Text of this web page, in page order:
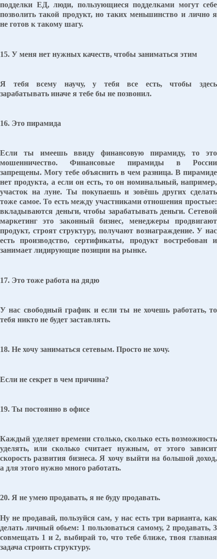
подделки ЕД, люди, пользующиеся подделками могут себе
позволить такой продукт, но таких меньшинство и лично я
не готов к такому шагу.
15. У меня нет нужных качеств, чтобы заниматься этим
Я тебя всему научу, у тебя все есть, чтобы здесь
зарабатывать иначе я тебе бы не позвонил.
16. Это пирамида
Если ты имеешь ввиду финансовую пирамиду, то это
мошенничество. Финансовые пирамиды в России
запрещены. Могу тебе объяснить в чем разница. В пирамиде
нет продукта, а если он есть, то он номинальный, например,
участок на луне. Ты покупаешь и зовёшь других сделать
тоже самое. То есть между участниками отношения простые:
вкладываются деньги, чтобы зарабатывать деньги. Сетевой
маркетинг это законный бизнес, менеджеры продвигают
продукт, строят структуру, получают вознаграждение. У нас
есть производство, сертификаты, продукт востребован и
занимает лидирующие позиции на рынке.
17. Это тоже работа на дядю
У нас свободный график и если ты не хочешь работать, то
тебя никто не будет заставлять.
18. Не хочу заниматься сетевым. Просто не хочу.
Если не секрет в чем причина?
19. Ты постоянно в офисе
Каждый уделяет времени столько, сколько есть возможность
уделять, или сколько считает нужным, от этого зависит
скорость развития бизнеса. Я хочу выйти на большой доход,
а для этого нужно много работать.
20. Я не умею продавать, я не буду продавать.
Ну не продавай, пользуйся сам, у нас есть три варианта, как
делать личный обьем: 1 пользоваться самому, 2 продавать, 3
совмещать 1 и 2, выбирай то, что тебе ближе, твоя главная
задача строить структуру.